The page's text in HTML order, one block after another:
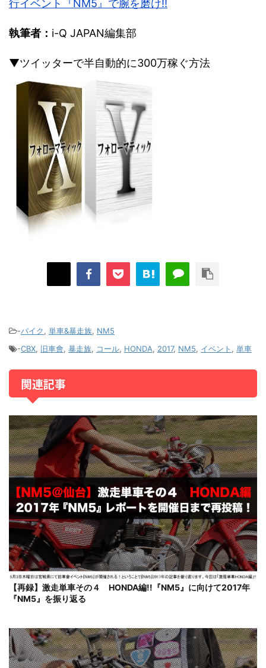
行イベント『NM5』で腕を磨け!!
執筆者： i-Q JAPAN編集部
▼ツイッターで半自動的に300万稼ぐ方法
-バイク, 単車&暴走族, NM5
-CBX, 旧車會, 暴走族, コール, HONDA, 2017, NM5, イベント , 単車
関連記事
【再録】激走単車その４ HONDA編!!『NM5』に向けて2017年
『NM5』を振り返る